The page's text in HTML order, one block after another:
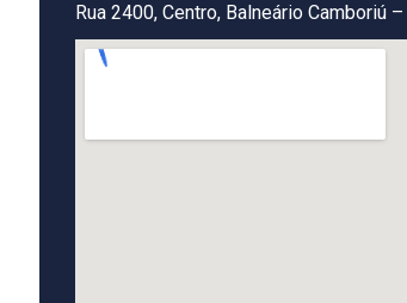
Rua 2400, Centro, Balneário Camboriú